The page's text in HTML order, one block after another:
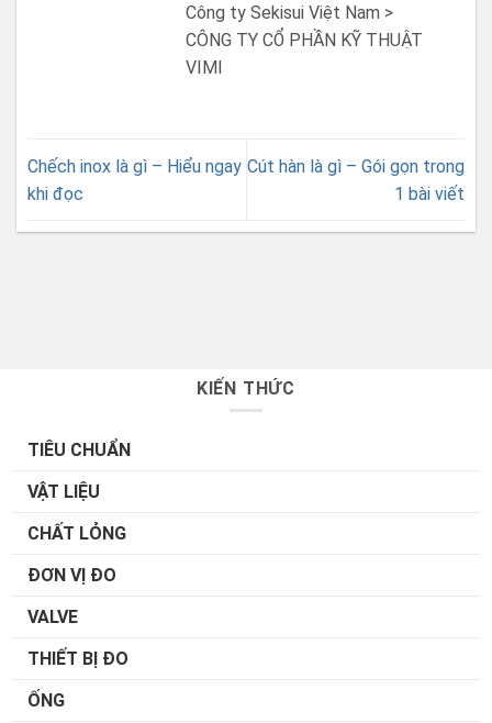
Công ty Sekisui Việt Nam >
CÔNG TY CỔ PHẦN KỸ THUẬT
VIMI
Chếch inox là gì – Hiểu ngay
khi đọc
Cút hàn là gì – Gói gọn trong
1 bài viết
KIẾN THỨC
TIÊU CHUẨN
VẬT LIỆU
CHẤT LỎNG
ĐƠN VỊ ĐO
VALVE
THIẾT BỊ ĐO
ỐNG